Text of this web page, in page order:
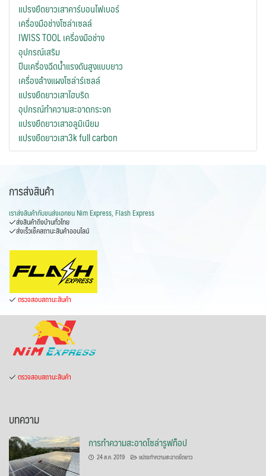
แปรงยืดยาวเสาคาร์บอนไฟเบอร์
เครื่องมือช่างโซล่าเซลล์
IWISS TOOL เครื่องมือช่าง
อุปกรณ์เสริม
ปืนเครื่องฉีดน้ำแรงดันสูงแบบยาว
เครื่องล้างแผงโซล่าร์เซลล์
แปรงยืดยาวเสาไฮบริด
อุปกรณ์ทำความสะอาดกระจก
แปรงยืดยาวเสาอลูมิเนียม
แปรงยืดยาวเสา3k full carbon
การส่งสินค้า
เราส่งสินค้ากับขนส่งเอกชน Nim Express, Flash Express
ส่งสินค้าถึงบ้านทั่วไทย
ส่งเร็วเช็คสถานะสินค้าออนไลน์
ตรวจสอบสถานะสินค้า
ตรวจสอบสถานะสินค้า
บทความ
การทำความสะอาดโซล่ารูฟท็อป
24 ส.ค. 2019 แปรงทำความสะอาดยืดยาว